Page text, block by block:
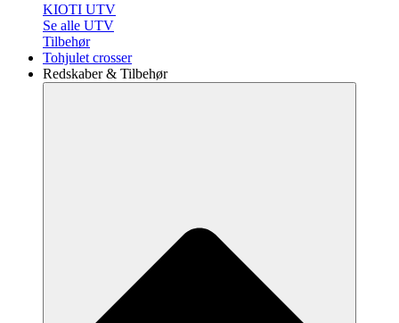
KIOTI UTV
Se alle UTV
Tilbehør
Tohjulet crosser
Redskaber & Tilbehør